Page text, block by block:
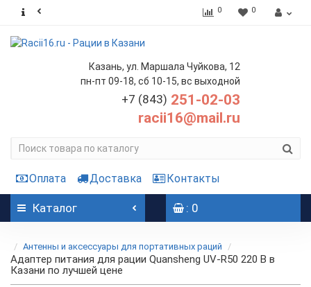
0 0
Казань, ул. Маршала Чуйкова, 12
пн-пт 09-18, сб 10-15, вс выходной
+7 (843) 251-02-03
racii16@mail.ru
Оплата Доставка Контакты
Каталог : 0
Антенны и аксессуары для портативных раций
Адаптер питания для рации Quansheng UV-R50 220 В в
Казани по лучшей цене